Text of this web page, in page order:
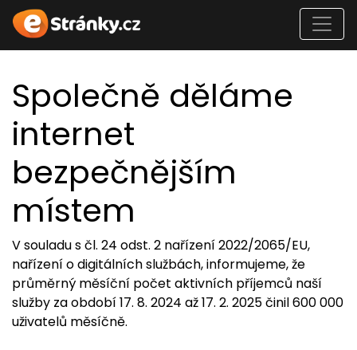
Společně děláme
internet
bezpečnějším
místem
V souladu s čl. 24 odst. 2 nařízení 2022/2065/EU,
nařízení o digitálních službách, informujeme, že
průměrný měsíční počet aktivních příjemců naší
služby za období 17. 8. 2024 až 17. 2. 2025 činil 600 000
uživatelů měsíčně.